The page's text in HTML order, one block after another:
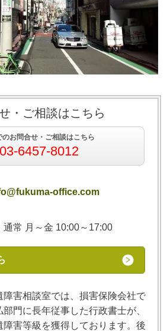
・ご相談はこちら
のお問合せ・ご相談はこちら
03-6457-8012
office.com
通常 月～金 10:00～17:00
障害相談室では、損害保険会社で
門に長年従事した行政書士が、
害等級を獲得しております。後